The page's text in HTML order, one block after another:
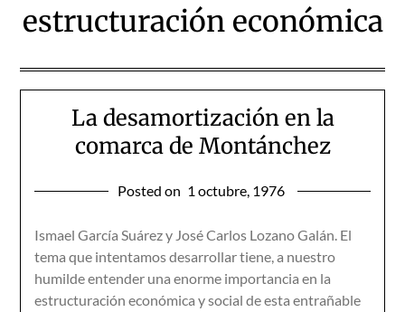
estructuración económica
La desamortización en la
comarca de Montánchez
Posted on 1 octubre, 1976
Ismael García Suárez y José Carlos Lozano Galán. El
tema que intentamos desarrollar tiene, a nuestro
humilde entender una enorme importancia en la
estructuración económica y social de esta entrañable